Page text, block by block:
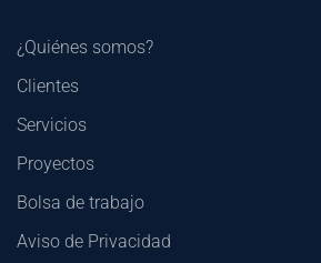
¿Quiénes somos?
Clientes
Servicios
Proyectos
Bolsa de trabajo
Aviso de Privacidad